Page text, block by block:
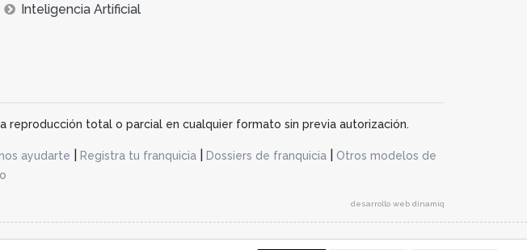
Inteligencia Artificial
reproducción total o parcial en cualquier formato sin previa autorización.
ayudarte Registra tu franquicia| Dossiers de franquicia|
Otros modelos de
desarrollo web dinamiq